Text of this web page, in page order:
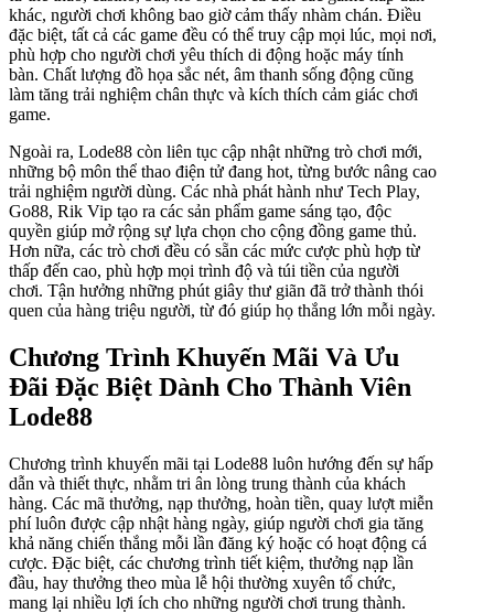
khác, người chơi không bao giờ cảm thấy nhàm chán. Điều
đặc biệt, tất cả các game đều có thể truy cập mọi lúc, mọi nơi,
phù hợp cho người chơi yêu thích di động hoặc máy tính
bàn. Chất lượng đồ họa sắc nét, âm thanh sống động cũng
làm tăng trải nghiệm chân thực và kích thích cảm giác chơi
game.
Ngoài ra, Lode88 còn liên tục cập nhật những trò chơi mới,
những bộ môn thể thao điện tử đang hot, từng bước nâng cao
trải nghiệm người dùng. Các nhà phát hành như Tech Play,
Go88, Rik Vip tạo ra các sản phẩm game sáng tạo, độc
quyền giúp mở rộng sự lựa chọn cho cộng đồng game thủ.
Hơn nữa, các trò chơi đều có sẵn các mức cược phù hợp từ
thấp đến cao, phù hợp mọi trình độ và túi tiền của người
chơi. Tận hưởng những phút giây thư giãn đã trở thành thói
quen của hàng triệu người, từ đó giúp họ thắng lớn mỗi ngày.
Chương Trình Khuyến Mãi Và Ưu
Đãi Đặc Biệt Dành Cho Thành Viên
Lode88
Chương trình khuyến mãi tại Lode88 luôn hướng đến sự hấp
dẫn và thiết thực, nhằm tri ân lòng trung thành của khách
hàng. Các mã thưởng, nạp thưởng, hoàn tiền, quay lượt miễn
phí luôn được cập nhật hàng ngày, giúp người chơi gia tăng
khả năng chiến thắng mỗi lần đăng ký hoặc có hoạt động cá
cược. Đặc biệt, các chương trình tiết kiệm, thưởng nạp lần
đầu, hay thưởng theo mùa lễ hội thường xuyên tổ chức,
mang lại nhiều lợi ích cho những người chơi trung thành.